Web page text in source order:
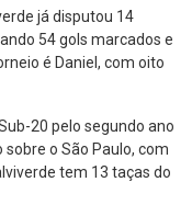
já disputou 14
54 gols marcados e
é Daniel, com oito
20 pelo segundo ano
o São Paulo, com
tem 13 taças do